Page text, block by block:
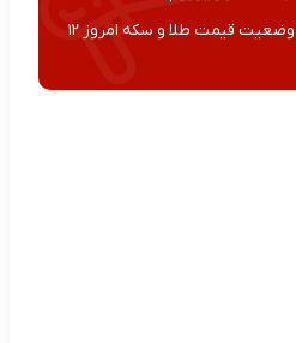
ریزش یا صعود؟ / آخرین وضعیت قیمت طلا و سکه امروز ۱۲